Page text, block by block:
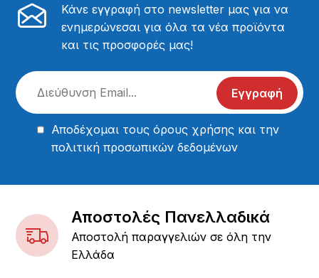
Κάνε εγγραφή στο newsletter μας για να
ενημερώνεσαι για όλα τα νέα προϊόντα
και τις προσφορές μας!
Εγγραφή
Αποδέχομαι τουςόρους χρήσης και την
πολιτική προσωπικών δεδομένων
Αποστολές Πανελλαδικά
Αποστολή παραγγελιών σε όλη την
Ελλάδα